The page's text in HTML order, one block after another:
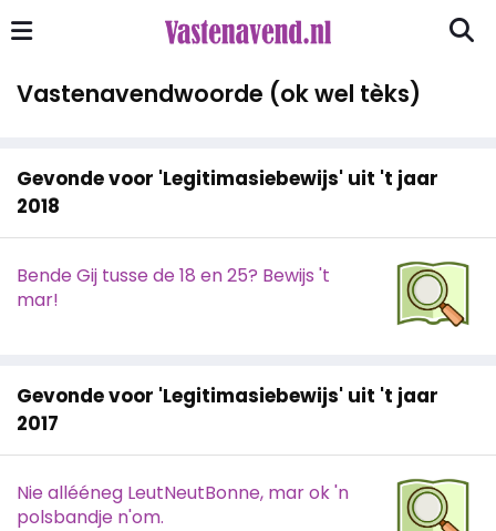
Vastenavendwoorde (ok wel tèks)
Gevonde voor 'Legitimasiebewijs' uit 't jaar
2018
Bende Gij tusse de 18 en 25? Bewijs 't
mar!
Gevonde voor 'Legitimasiebewijs' uit 't jaar
2017
Nie allééneg LeutNeutBonne, mar ok 'n
polsbandje n'om.